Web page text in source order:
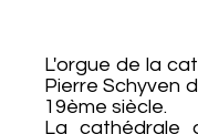
L'orgue de la
Pierre Schyven
19ème siècle.
La cathédrale